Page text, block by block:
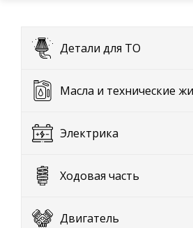
Детали для ТО
Масла и технические
Электрика
Ходовая часть
Двигатель